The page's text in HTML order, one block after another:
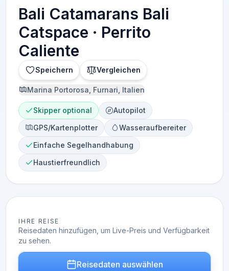
Bali Catamarans Bali
Catspace · Perrito
Caliente
Speichern Vergleichen
Marina Portorosa, Furnari, Italien
Skipper optional
Autopilot
GPS/Kartenplotter
Wasseraufbereiter
Einfache Segelhandhabung
Haustierfreundlich
IHRE REISE
Reisedaten hinzufügen, um Live-Preis und Verfügbarkeit
zu sehen.
Reisedaten auswählen